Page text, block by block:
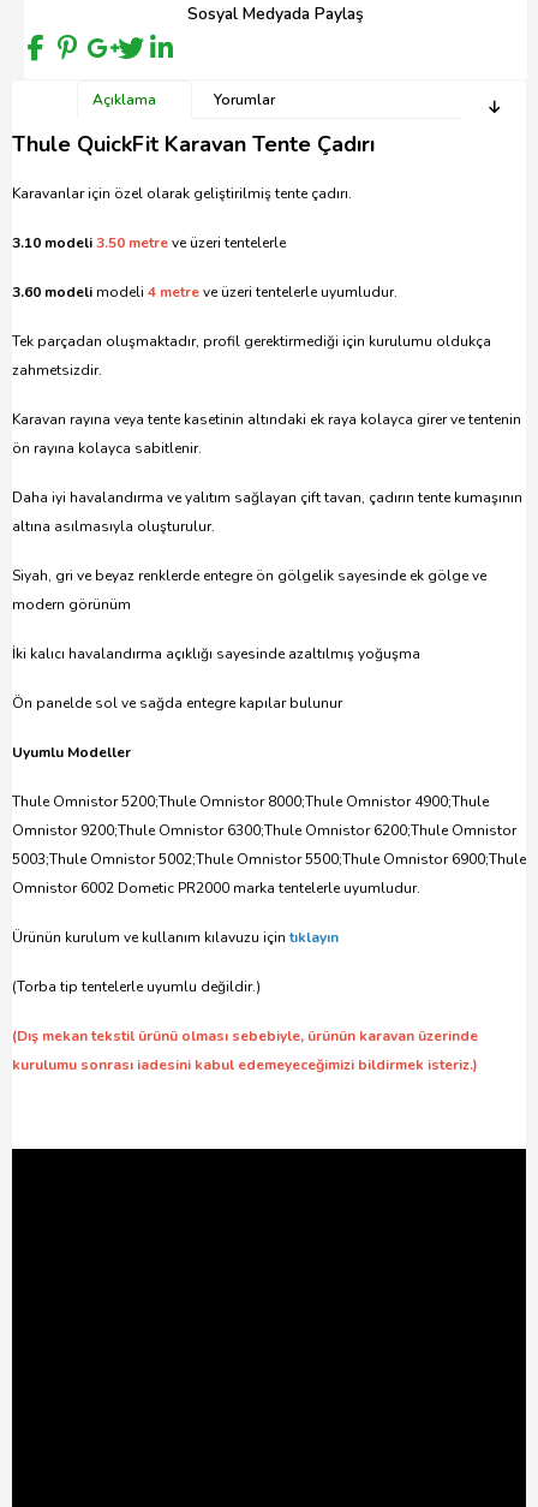
Sosyal Medyada Paylaş
Açıklama Yorumlar
Thule QuickFit Karavan Tente Çadırı
Karavanlar için özel olarak geliştirilmiş tente çadırı.
3.10 modeli3.50 metreve üzeri tentelerle
3.60 modeli modeli 4 metreve üzeri tentelerle uyumludur.
Tek parçadan oluşmaktadır, profil gerektirmediği için kurulumu oldukça
zahmetsizdir.
Karavan rayına veya tente kasetinin altındaki ek raya kolayca girer ve tentenin
ön rayına kolayca sabitlenir.
Daha iyi havalandırma ve yalıtım sağlayan çift tavan, çadırın tente kumaşının
altına asılmasıyla oluşturulur.
Siyah, gri ve beyaz renklerde entegre ön gölgelik sayesinde ek gölge ve
modern görünüm
İki kalıcı havalandırma açıklığı sayesinde azaltılmış yoğuşma
Ön panelde sol ve sağda entegre kapılar bulunur
Uyumlu Modeller
Thule Omnistor 5200;Thule Omnistor 8000;Thule Omnistor 4900;Thule
Omnistor 9200;Thule Omnistor 6300;Thule Omnistor 6200;Thule Omnistor
5003;Thule Omnistor 5002;Thule Omnistor 5500;Thule Omnistor 6900;Thule
Omnistor 6002 Dometic PR2000 marka tentelerle uyumludur.
Ürünün kurulum ve kullanım kılavuzu içintıklayın
(Torba tip tentelerle uyumlu değildir.)
(Dış mekan tekstil ürünü olması sebebiyle, ürünün karavan üzerinde
kurulumu sonrası iadesini kabul edemeyeceğimizi bildirmek isteriz.)